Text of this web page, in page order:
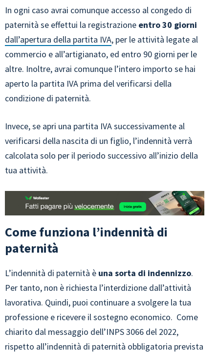
In ogni caso avrai comunque accesso al congedo di
paternità se effettui la registrazione entro 30 giorni
dall’apertura della partita IVA, per le attività legate al
commercio e all’artigianato, ed entro 90 giorni per le
altre. Inoltre, avrai comunque l’intero importo se hai
aperto la partita IVA prima del verificarsi della
condizione di paternità.
Invece, se apri una partita IVA successivamente al
verificarsi della nascita di un figlio, l’indennità verrà
calcolata solo per il periodo successivo all’inizio della
tua attività.
Come funziona l’indennità di
paternità
L’indennità di paternità è una sorta di indennizzo.
Per tanto, non è richiesta l’interdizione dall’attività
lavorativa. Quindi, puoi continuare a svolgere la tua
professione e ricevere il sostegno economico. Come
chiarito dal messaggio dell’INPS 3066 del 2022,
rispetto all’indennità di paternità obbligatoria prevista